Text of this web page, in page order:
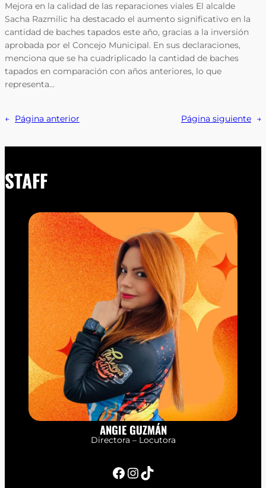
Mejora en la calidad de las reparaciones viales El alcalde
Sacha Razmilic ha destacado el aumento significativo en la
cantidad de baches tapados este año, gracias a la inversión
aprobada por el Concejo Municipal. En sus declaraciones,
menciona que se ha cuadriplicado la cantidad de baches
tapados en comparación con años anteriores, lo que
representa…
← Página anterior Página siguiente →
STAFF
ANGIE GUZMÁN
Directora – Locutora
Facebook InstagramTikTok